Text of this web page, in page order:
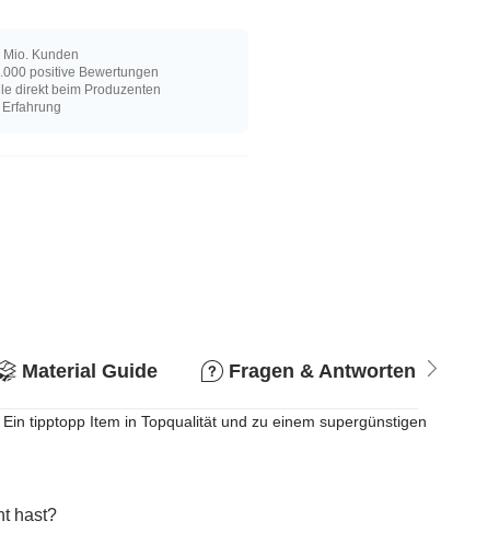
Mio. Kunden
positive Bewertungen
direkt beim Produzenten
Material Guide Fragen & Antworten
tipptopp Item in Topqualität und zu einem supergünstigen
hast?